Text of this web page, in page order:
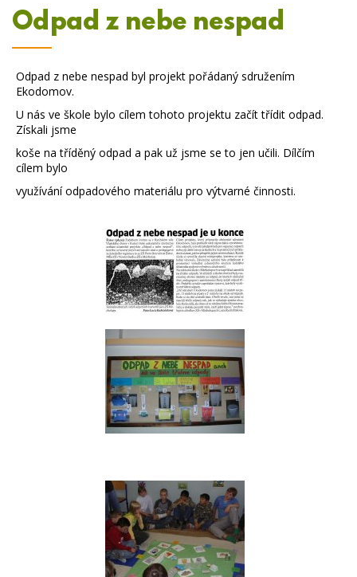
Odpad z nebe nespad
Odpad z nebe nespad byl projekt pořádaný sdružením
Ekodomov.
U nás ve škole bylo cílem tohoto projektu začít třídit odpad.
Získali jsme
koše na tříděný odpad a pak už jsme se to jen učili. Dílčím
cílem bylo
využívání odpadového materiálu pro výtvarné činnosti.